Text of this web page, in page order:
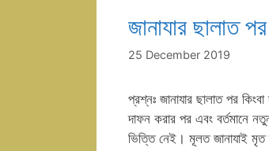
জানাযার ছালাত
25 December 2019
প্রশ্নঃ জানাযার ছালাত পর
দাফন করার পর এবং বর্তমানে
ভিত্তি নেই। মূলত জানাযাই